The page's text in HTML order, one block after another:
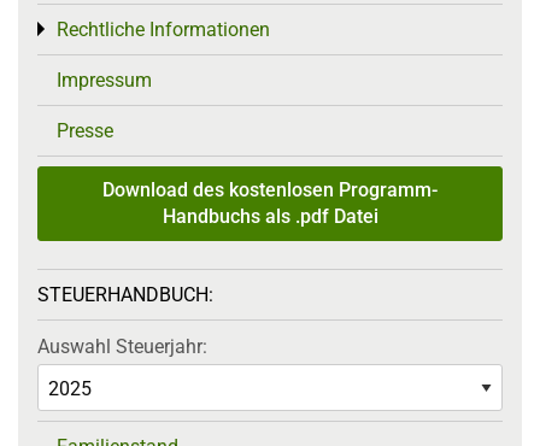
Rechtliche Informationen
Toggle menu
Impressum
Presse
Download des kostenlosen Programm-
Handbuchs als .pdf Datei
STEUERHANDBUCH:
Auswahl Steuerjahr: